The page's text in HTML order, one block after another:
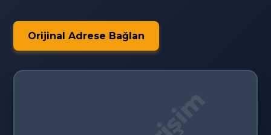
Orijinal Adrese Bağlan